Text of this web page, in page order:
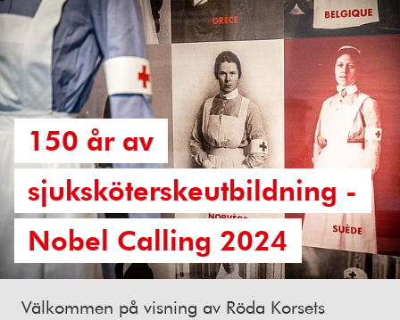
150 år av
sjuksköterskeutbildning -
Nobel Calling 2024
Välkommen på visning av Röda Korsets